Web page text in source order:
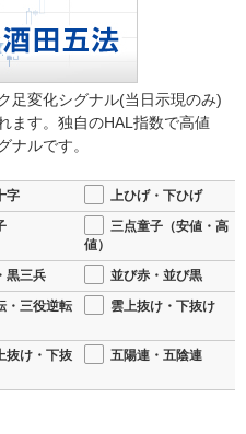
足変化シグナル(当日示現のみ)
ます。独自のHAL指数で高値
ナルです。
字
上ひげ・下ひげ
三点童子（安値・高
値）
黒三兵
並び赤・並び黒
・三役逆転 雲上抜け・下抜け
抜け・下抜
五陽連・五陰連